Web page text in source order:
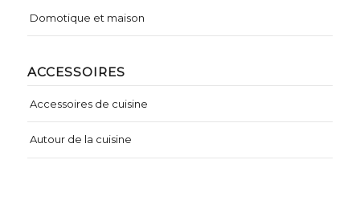
Domotique et maison
ACCESSOIRES
Accessoires de cuisine
Autour de la cuisine